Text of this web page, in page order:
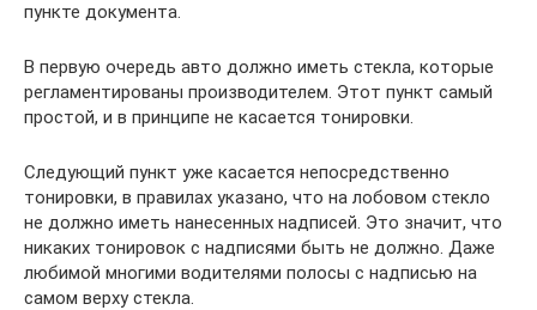
пункте документа.
В первую очередь авто должно иметь стекла, которые
регламентированы производителем. Этот пункт самый
простой, и в принципе не касается тонировки.
Следующий пункт уже касается непосредственно
тонировки, в правилах указано, что на лобовом стекло
не должно иметь нанесенных надписей. Это значит, что
никаких тонировок с надписями быть не должно. Даже
любимой многими водителями полосы с надписью на
самом верху стекла.